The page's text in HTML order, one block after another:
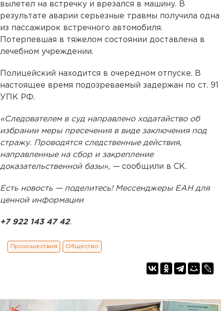
вылетел на встречку и врезался в машину. В
результате аварии серьезные травмы получила одна
из пассажирок встречного автомобиля.
Потерпевшая в тяжелом состоянии доставлена в
лечебном учреждении.
Полицейский находится в очередном отпуске. В
настоящее время подозреваемый задержан по ст. 91
УПК РФ.
«Следователем в суд направлено ходатайство об
избрании меры пресечения в виде заключения под
стражу. Проводятся следственные действия,
направленные на сбор и закрепление
доказательственной базы», —сообщили в СК.
Есть новость — поделитесь! Мессенджеры ЕАН для
ценной информации
+7 922 143 47 42.
Происшествия Общество